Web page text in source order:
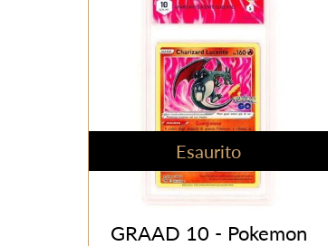
Esaurito
GRAAD 10 - Pokemon